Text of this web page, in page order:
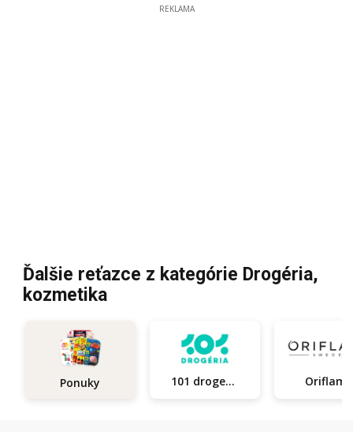
REKLAMA
Ďalšie reťazce z kategórie Drogéria,
kozmetika
Ponuky 101 drogerie Oriflame